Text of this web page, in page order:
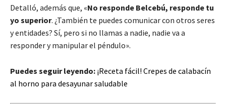
Detalló, además que, «No responde Belcebú, responde tu
yo superior. ¿También te puedes comunicar con otros seres
y entidades? Sí, pero si no llamas a nadie, nadie va a
responder y manipular el péndulo».
Puedes seguir leyendo: ¡Receta fácil! Crepes de calabacín
al horno para desayunar saludable